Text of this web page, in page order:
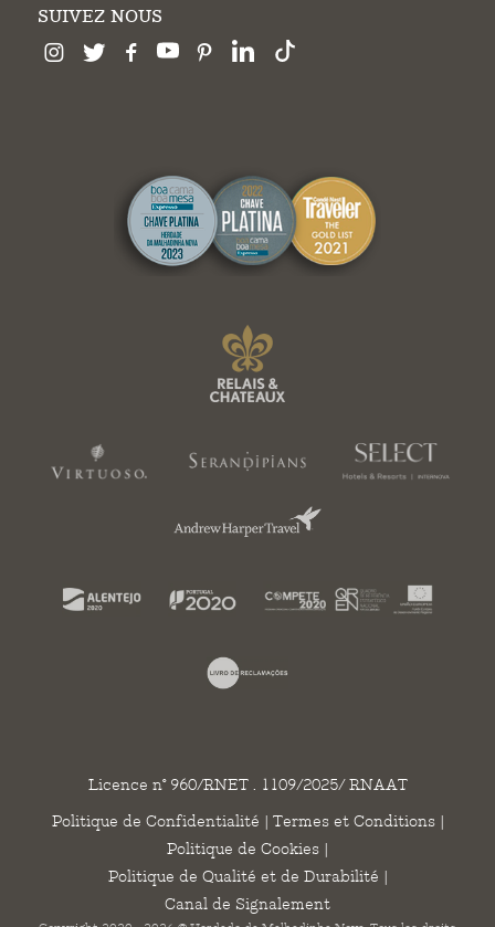
SUIVEZ NOUS
Licence n° 960/RNET . 1109/2025/ RNAAT
Politique de Confidentialité | Termes et Conditions|
Politique de Cookies |
Politique de Qualité et de Durabilité |
Canal de Signalement